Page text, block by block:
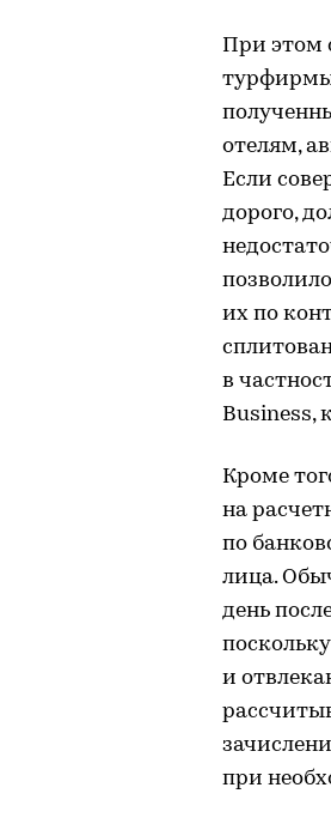
При этом
турфирмы
отелям,
Если
дорого,
их по
в
Business,
Кроме
на
по
лица.
день
и
при